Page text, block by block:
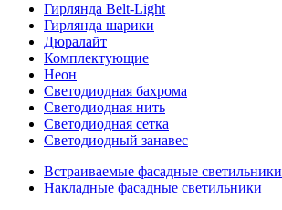
Гирлянда Belt-Light
Гирлянда шарики
Дюралайт
Комплектующие
Неон
Светодиодная бахрома
Светодиодная нить
Светодиодная сетка
Светодиодный занавес
Встраиваемые фасадные светильники
Накладные фасадные светильники